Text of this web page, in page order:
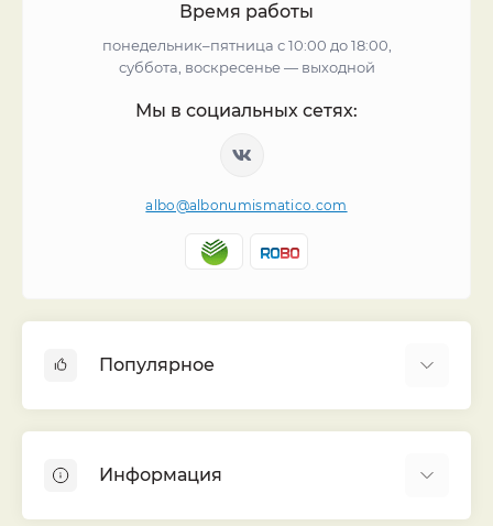
Время работы
понедельник–пятница с 10:00 до 18:00,
суббота, воскресенье — выходной
Мы в социальных сетях:
albo@albonumismatico.com
Популярное
Монеты
Банкноты
Информация